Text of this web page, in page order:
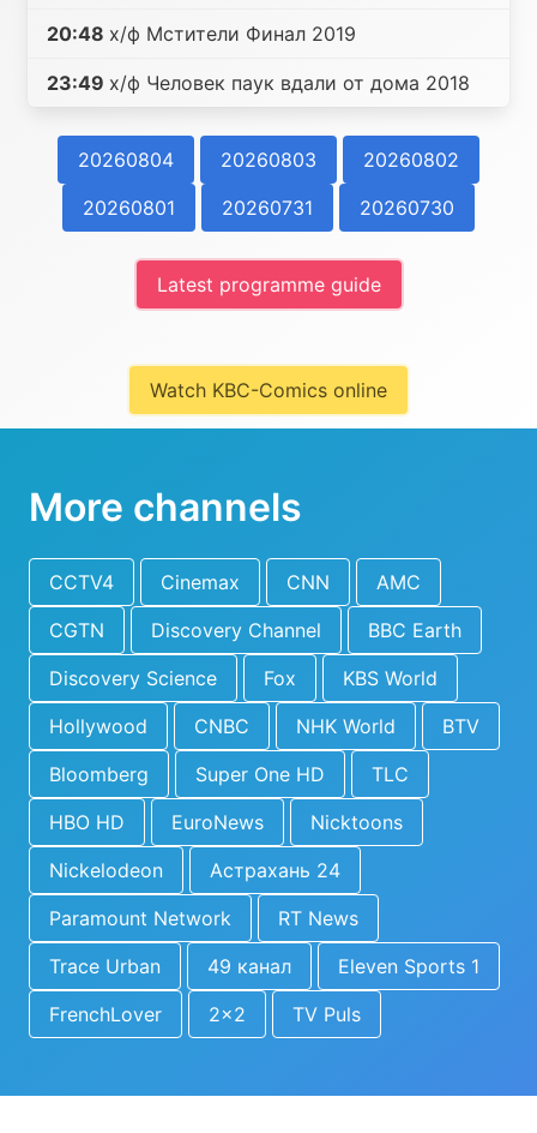
20:48 х/ф Мстители Финал 2019
23:49 х/ф Человек паук вдали от дома 2018
20260804 20260803
20260802
20260801
20260731 20260730
Latest programme guide
Watch KBC-Comics online
More channels
CCTV4 Cinemax CNN
AMC
CGTN
Discovery Channel
BBC Earth
Discovery Science
Fox
KBS World
Hollywood
CNBC NHK World
BTV
Bloomberg
Super One HD
TLC
HBO HD
EuroNews
Nicktoons
Nickelodeon
Астрахань 24
Paramount Network
RT News
Trace Urban
49 канал
Eleven Sports 1
FrenchLover
2x2 TV Puls